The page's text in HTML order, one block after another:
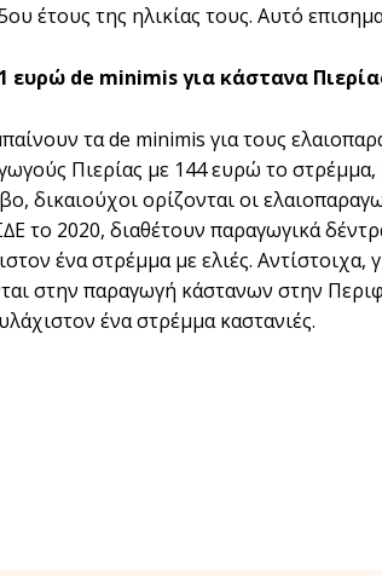
έτους της ηλικίας τους. Αυτό
ευρώ de minimis για κάστανα
τα de minimis για τους
Πιερίας µε 144 ευρώ το
δικαιούχοι ορίζονται οι
το 2020, διαθέτουν παραγωγικά
ένα στρέµµα µε ελιές.
στην παραγωγή κάστανων στην
ένα στρέµµα καστανιές.